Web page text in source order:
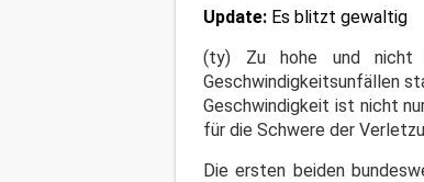
Update: Es blitzt gewaltig
(ty) Zu hohe und nicht
Geschwindigkeitsunfällen
Geschwindigkeit ist nicht
für die Schwere der
Die ersten beiden